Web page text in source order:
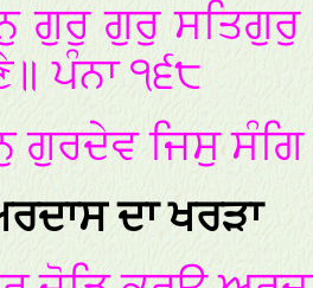
ਗੁਰੁ ਗੁਰੁ ਸਤਿਗੁਰੁ
ਪੰਨਾ ੧੬੮
ਗੁਰਦੇਵ ਜਿਸੁ ਸੰਗਿ
ਦਾ ਖਰੜਾ